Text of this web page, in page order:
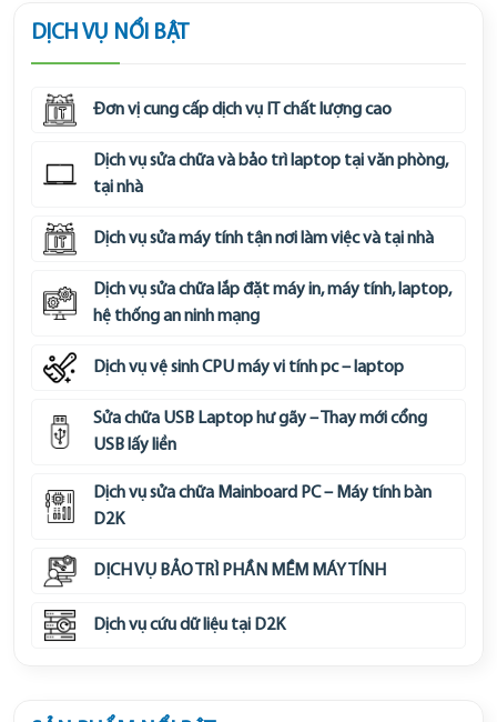
DỊCH VỤ NỔI BẬT
Đơn vị cung cấp dịch vụ IT chất lượng cao
Dịch vụ sửa chữa và bảo trì laptop tại văn phòng,
tại nhà
Dịch vụ sửa máy tính tận nơi làm việc và tại nhà
Dịch vụ sửa chữa lắp đặt máy in, máy tính, laptop,
hệ thống an ninh mạng
Dịch vụ vệ sinh CPU máy vi tính pc – laptop
Sửa chữa USB Laptop hư gãy – Thay mới cổng
USB lấy liền
Dịch vụ sửa chữa Mainboard PC – Máy tính bàn
D2K
DỊCH VỤ BẢO TRÌ PHẦN MỀM MÁY TÍNH
Dịch vụ cứu dữ liệu tại D2K